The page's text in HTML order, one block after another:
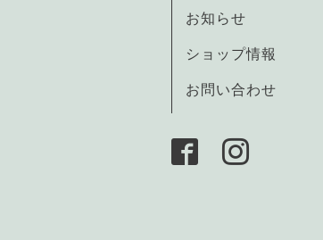
お知らせ
ショップ情報
お問い合わせ